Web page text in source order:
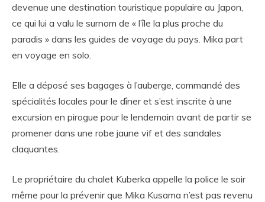
devenue une destination touristique populaire au Japon,
ce qui lui a valu le surnom de « l’île la plus proche du
paradis » dans les guides de voyage du pays. Mika part
en voyage en solo.
Elle a déposé ses bagages à l’auberge, commandé des
spécialités locales pour le dîner et s’est inscrite à une
excursion en pirogue pour le lendemain avant de partir se
promener dans une robe jaune vif et des sandales
claquantes.
Le propriétaire du chalet Kuberka appelle la police le soir
même pour la prévenir que Mika Kusama n’est pas revenu